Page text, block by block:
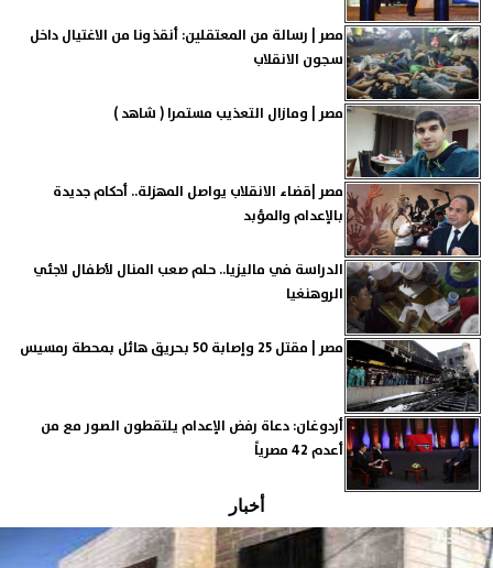
مصر | رسالة من المعتقلين: أنقذونا من الاغتيال داخل
سجون الانقلاب
مصر | ومازال التعذيب مستمرا ( شاهد )
مصر |قضاء الانقلاب يواصل المهزلة.. أحكام جديدة
بالإعدام والمؤبد
الدراسة في ماليزيا.. حلم صعب المنال لأطفال لاجئي
الروهنغيا
مصر | مقتل 25 وإصابة 50 بحريق هائل بمحطة رمسيس
أردوغان: دعاة رفض الإعدام يلتقطون الصور مع من
أعدم 42 مصرياً
أخبار